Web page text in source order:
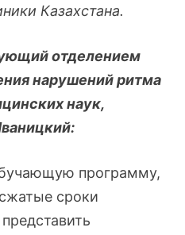
Казахстана.
отделением
нарушений ритма
наук,
программу,
сроки